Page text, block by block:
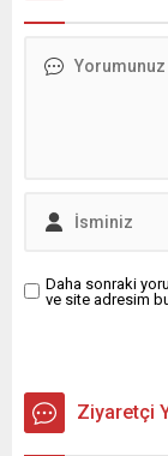
Gecesi’nin İslam
Delen mesajında şu
Daha sonraki
ve site adresim
Ziyaretçi